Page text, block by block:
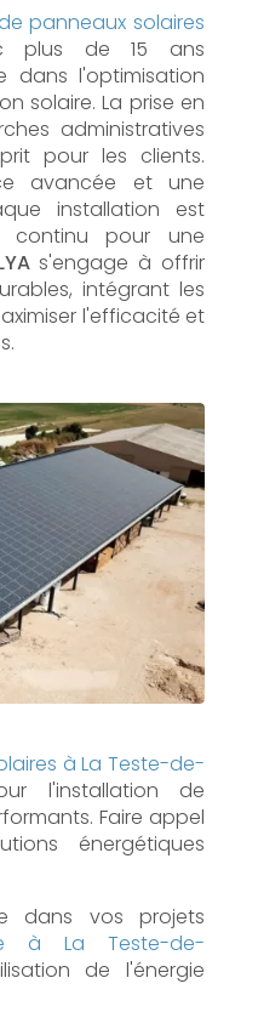
panneaux solaires
plus de 15 ans
dans l'optimisation
solaire. La prise en
administratives
pour les clients.
avancée et une
installation est
continu pour une
s'engage à offrir
intégrant les
l'efficacité et
àLa Teste-de-
l'installation de
Faire appel
énergétiques
dans vos projets
à La Teste-de-
de l'énergie